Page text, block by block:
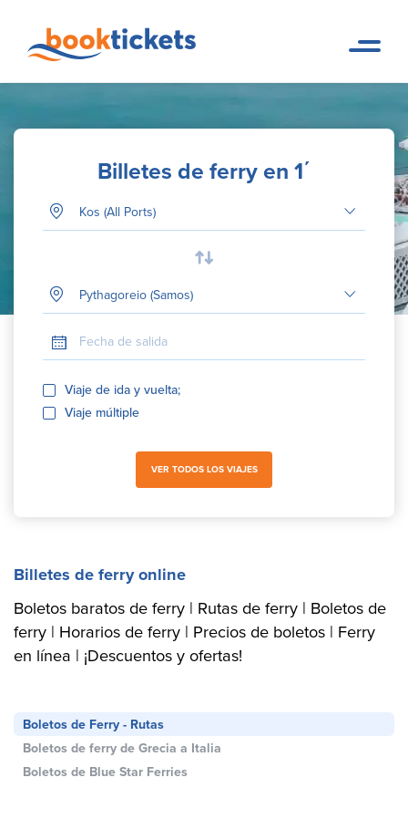
Billetes de ferry en 1΄
Puerto de Salida
Tu destino
Fecha de salida
Viaje de ida y vuelta;
Viaje múltiple
VER TODOS LOS VIAJES
Billetes de ferry online
Boletos baratos de ferry | Rutas de ferry | Boletos de
ferry | Horarios de ferry | Precios de boletos | Ferry
en línea | ¡Descuentos y ofertas!
Boletos de Ferry - Rutas
Boletos de ferry de Grecia a Italia
Boletos de Blue Star Ferries